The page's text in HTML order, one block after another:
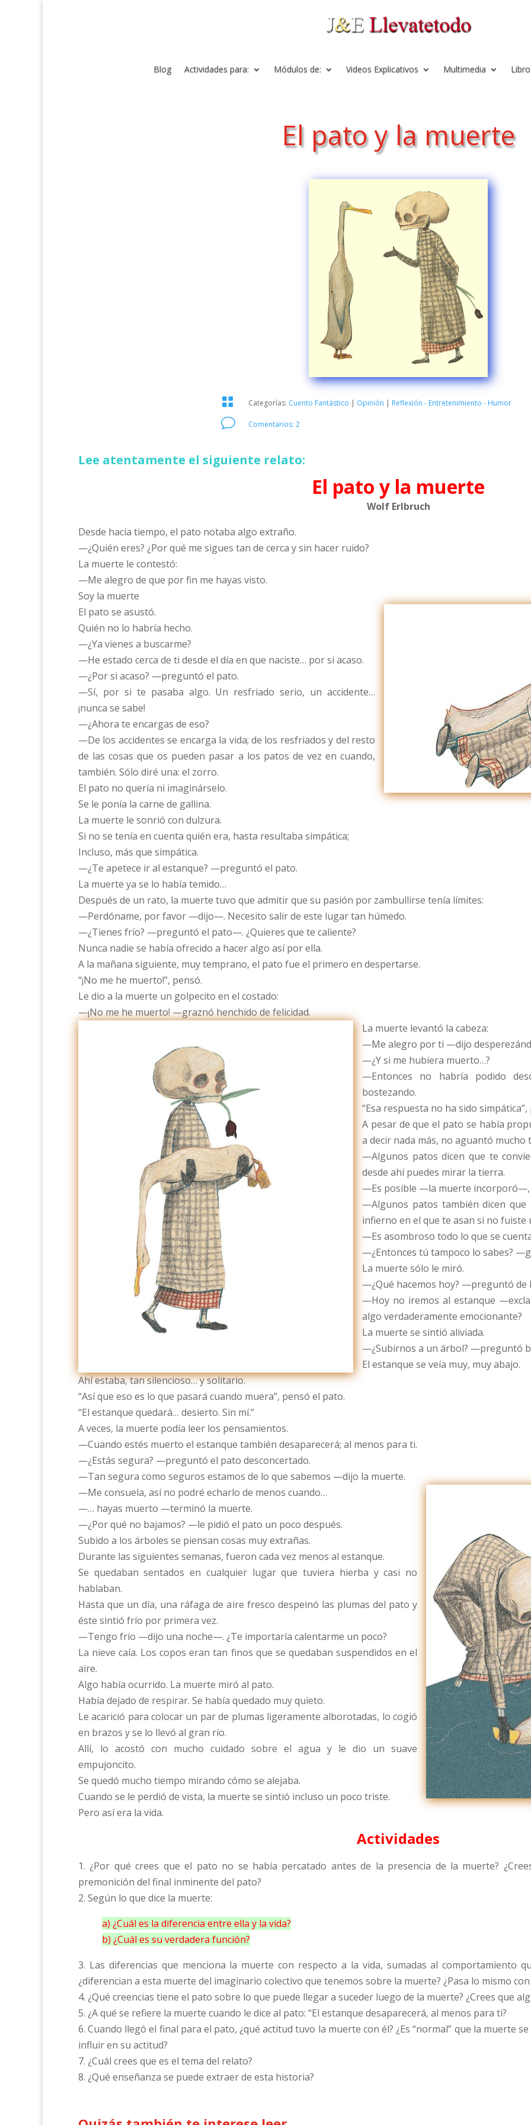
Blog Actividades para: Módulos de: Videos Explicativos Multimedia
El pato y la muerte
 Categorías: Cuento Fantástico | Opinión | Reflexión - Entretenimiento - Humor
v Comentarios: 2
Lee atentamente el siguiente relato:
El pato y la muerte
Wolf Erlbruch
Desde hacía tiempo, el pato notaba algo extraño.
—¿Quién eres? ¿Por qué me sigues tan de cerca y sin hacer ruido?
La muerte le contestó:
—Me alegro de que por fin me hayas visto.
Soy la muerte
El pato se asustó.
Quién no lo habría hecho.
—¿Ya vienes a buscarme?
—He estado cerca de ti desde el día en que naciste… por si acaso.
—¿Por si acaso? —preguntó el pato.
—Sí, por si te pasaba algo. Un resfriado serio, un accidente…
¡nunca se sabe!
—¿Ahora te encargas de eso?
—De los accidentes se encarga la vida; de los resfriados y del resto
de las cosas que os pueden pasar a los patos de vez en cuando,
también. Sólo diré una: el zorro.
El pato no quería ni imaginárselo.
Se le ponía la carne de gallina.
La muerte le sonrió con dulzura.
Si no se tenía en cuenta quién era, hasta resultaba simpática;
Incluso, más que simpática.
—¿Te apetece ir al estanque? —preguntó el pato.
La muerte ya se lo había temido…
Después de un rato, la muerte tuvo que admitir que su pasión por zambullirse tenía límites:
—Perdóname, por favor —dijo—. Necesito salir de este lugar tan húmedo.
—¿Tienes frío? —preguntó el pato—. ¿Quieres que te caliente?
Nunca nadie se había ofrecido a hacer algo así por ella.
A la mañana siguiente, muy temprano, el pato fue el primero en despertarse.
“¡No me he muerto!”, pensó.
Le dio a la muerte un golpecito en el costado:
—¡No me he muerto! —graznó henchido de felicidad.
La muerte levantó la cabeza:
—Me alegro por ti —dijo
—¿Y si me hubiera muerto…?
—Entonces no habría podido
bostezando.
“Esa respuesta no ha sido
A pesar de que el pato se había
a decir nada más, no aguantó mucho
—Algunos patos dicen que te
desde ahí puedes mirar la tierra.
—Es posible —la muerte incorporó—,
—Algunos patos también dicen
infierno en el que te asan si no fuiste
—Es asombroso todo lo que se
—¿Entonces tú tampoco lo sabes?
La muerte sólo le miró.
—¿Qué hacemos hoy? —preguntó de
—Hoy no iremos al estanque
algo verdaderamente emocionante?
La muerte se sintió aliviada.
—¿Subirnos a un árbol? —preguntó
El estanque se veía muy, muy abajo.
Ahí estaba, tan silencioso… y solitario.
“Así que eso es lo que pasará cuando muera”, pensó el pato.
“El estanque quedará… desierto. Sin mí.”
A veces, la muerte podía leer los pensamientos.
—Cuando estés muerto el estanque también desaparecerá; al menos para ti.
—¿Estás segura? —preguntó el pato desconcertado.
—Tan segura como seguros estamos de lo que sabemos —dijo la muerte.
—Me consuela, así no podré echarlo de menos cuando…
—… hayas muerto —terminó la muerte.
—¿Por qué no bajamos? —le pidió el pato un poco después.
Subido a los árboles se piensan cosas muy extrañas.
Durante las siguientes semanas, fueron cada vez menos al estanque.
Se quedaban sentados en cualquier lugar que tuviera hierba y casi no
hablaban.
Hasta que un día, una ráfaga de aire fresco despeinó las plumas del pato y
éste sintió frío por primera vez.
—Tengo frío —dijo una noche—. ¿Te importaría calentarme un poco?
La nieve caía. Los copos eran tan finos que se quedaban suspendidos en el
aire.
Algo había ocurrido. La muerte miró al pato.
Había dejado de respirar. Se había quedado muy quieto.
Le acarició para colocar un par de plumas ligeramente alborotadas, lo cogió
en brazos y se lo llevó al gran río.
Allí, lo acostó con mucho cuidado sobre el agua y le dio un suave
empujoncito.
Se quedó mucho tiempo mirando cómo se alejaba.
Cuando se le perdió de vista, la muerte se sintió incluso un poco triste.
Pero así era la vida.
Actividades
1. ¿Por qué crees que el pato no se había percatado antes de la presencia de la muerte?
premonición del final inminente del pato?
2. Según lo que dice la muerte:
a) ¿Cuál es la diferencia entre ella y la vida?
b) ¿Cuál es su verdadera función?
3. Las diferencias que menciona la muerte con respecto a la vida, sumadas al comportamiento
¿diferencian a esta muerte del imaginario colectivo que tenemos sobre la muerte? ¿Pasa lo mismo con
4. ¿Qué creencias tiene el pato sobre lo que puede llegar a suceder luego de la muerte? ¿Crees que
5. ¿A qué se refiere la muerte cuando le dice al pato: “El estanque desaparecerá, al menos para ti?
6. Cuando llegó el final para el pato, ¿qué actitud tuvo la muerte con él? ¿Es “normal” que la muerte
influir en su actitud?
7. ¿Cuál crees que es el tema del relato?
8. ¿Qué enseñanza se puede extraer de esta historia?